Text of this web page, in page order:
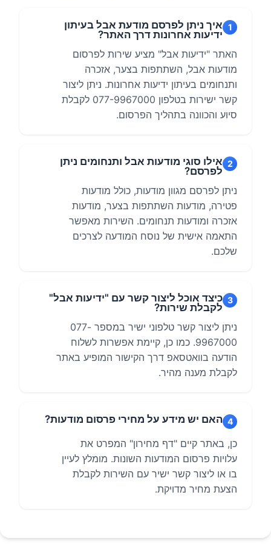
1 איך ניתן לפרסם מודעת אבל בעיתון
ידיעות אחרונות דרך האתר?
האתר "ידיעות אבל" מציע שירות לפרסום
מודעות אבל, השתתפות בצער, אזכרה
ותנחומים בעיתון ידיעות אחרונות. ניתן ליצור
קשר ישירות בטלפון 077-9967000 לקבלת
סיוע והכוונה בתהליך הפרסום.
2 אילו סוגי מודעות אבל ותנחומים ניתן
לפרסם?
ניתן לפרסם מגוון מודעות, כולל מודעות
פטירה, מודעות השתתפות בצער, מודעות
אזכרה ומודעות תנחומים. השירות מאפשר
התאמה אישית של נוסח המודעה לצרכים
שלכם.
3 כיצד אוכל ליצור קשר עם "ידיעות אבל"
לקבלת שירות?
ניתן ליצור קשר טלפוני ישיר במספר 077-
9967000. כמו כן, קיימת אפשרות לשלוח
הודעה בוואטסאפ דרך הקישור המופיע באתר
לקבלת מענה מהיר.
4 האם יש מידע על מחירי פרסום מודעות?
כן, באתר קיים "דף מחירון" המפרט את
עלויות פרסום המודעות השונות. מומלץ לעיין
בו או ליצור קשר ישיר עם השירות לקבלת
הצעת מחיר מדויקת.